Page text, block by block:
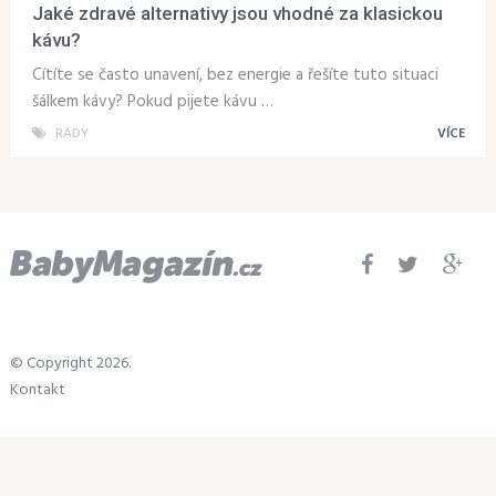
Jaké zdravé alternativy jsou vhodné za klasickou
kávu?
Cítíte se často unavení, bez energie a řešíte tuto situaci
šálkem kávy? Pokud pijete kávu …
RADY VÍCE
© Copyright 2026.
Kontakt